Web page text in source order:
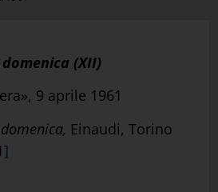
(XII)
9 aprile 1961
Einaudi, Torino